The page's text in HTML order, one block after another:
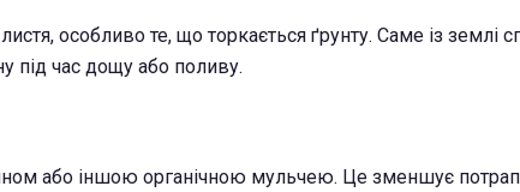
особливо те, що торкається ґрунту. Саме із землі
під час дощу або поливу.
або іншою органічною мульчею. Це зменшує